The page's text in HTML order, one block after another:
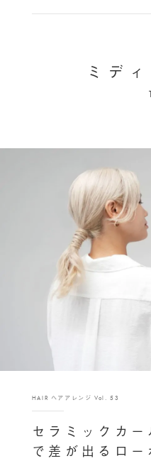
ミ デ ィ
HAIR ヘアアレンジ Vol. 53
セラミックカ
で差が出るロ